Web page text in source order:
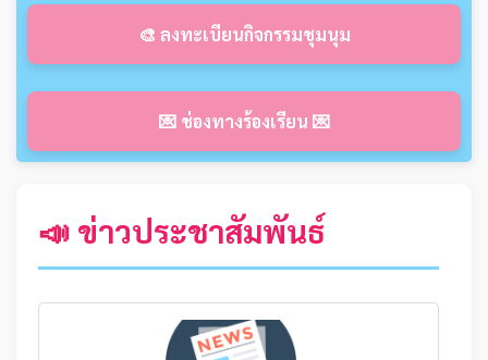
📣 ข่าวประชาสัมพันธ์
🎨 ลงทะเบียนกิจกรรมชุมนุม
💌 ช่องทางร้องเรียน 💌